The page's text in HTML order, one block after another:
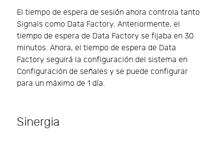
El tiempo de espera de sesión ahora controla tanto
Signals como Data Factory. Anteriormente, el
tiempo de espera de Data Factory se fijaba en 30
minutos. Ahora, el tiempo de espera de Data
Factory seguirá la configuración del sistema en
Configuración de señales y se puede configurar
para un máximo de 1 día.
Sinergia